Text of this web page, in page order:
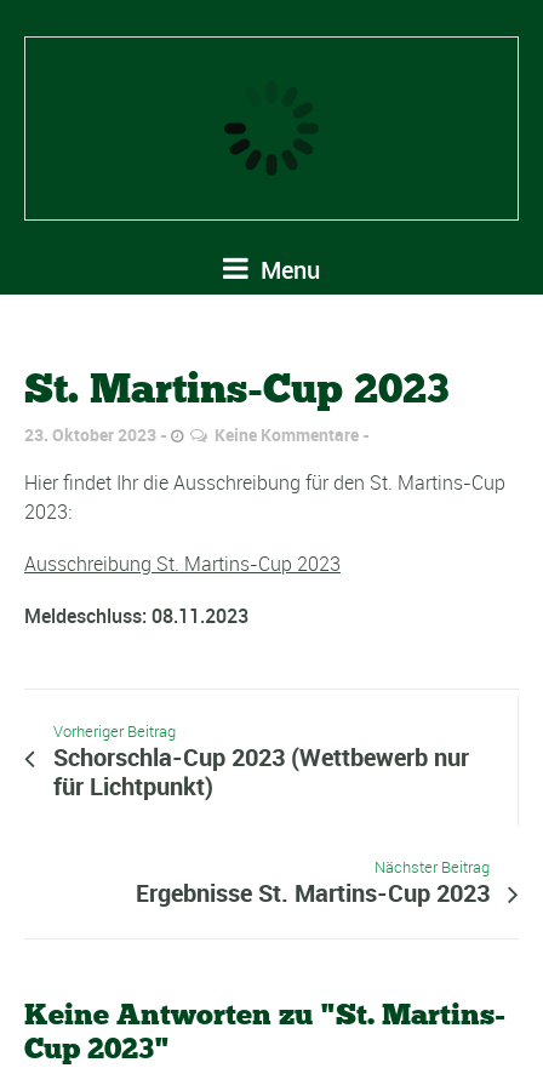
Menu
St. Martins-Cup 2023
23. Oktober 2023 Keine Kommentare
Hier findet Ihr die Ausschreibung für den St. Martins-Cup
2023:
Ausschreibung St. Martins-Cup 2023
Meldeschluss: 08.11.2023
Vorheriger Beitrag
Schorschla-Cup 2023 (Wettbewerb nur
für Lichtpunkt)
Nächster Beitrag
Ergebnisse St. Martins-Cup 2023
Keine Antworten zu "St. Martins-
Cup 2023"